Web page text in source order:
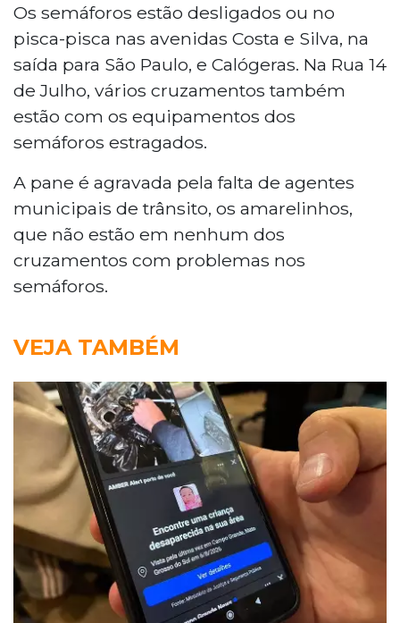
Os semáforos estão desligados ou no
pisca-pisca nas avenidas Costa e Silva, na
saída para São Paulo, e Calógeras. Na Rua 14
de Julho, vários cruzamentos também
estão com os equipamentos dos
semáforos estragados.
A pane é agravada pela falta de agentes
municipais de trânsito, os amarelinhos,
que não estão em nenhum dos
cruzamentos com problemas nos
semáforos.
VEJA TAMBÉM